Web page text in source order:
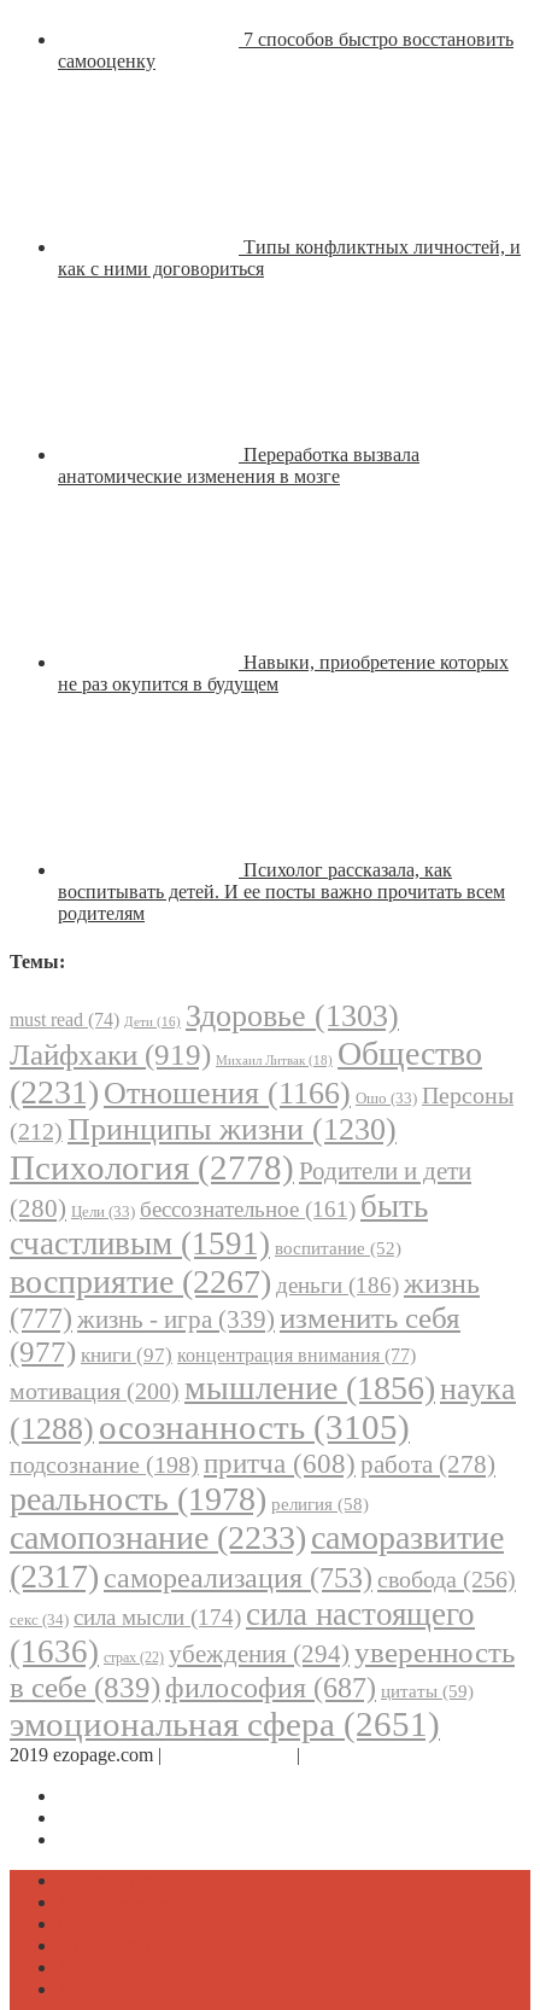
7 способов быстро восстановить
самооценку
Типы конфликтных личностей, и
как с ними договориться
Переработка вызвала
анатомические изменения в мозге
Навыки, приобретение которых
не раз окупится в будущем
Психолог рассказала, как
воспитывать детей. И ее посты важно прочитать всем
родителям
Темы:
must read (74) Дети (16) Здоровье (1303)
Лайфхаки (919) Михаил Литвак (18) Общество
(2231) Отношения (1166) Ошо (33) Персоны
(212) Принципы жизни (1230)
Психология (2778) Родители и дети
(280) Цели (33) бессознательное (161) быть
счастливым (1591) воспитание (52)
восприятие (2267) деньги (186)жизнь
(777) жизнь - игра (339) изменить себя
(977) книги (97) концентрация внимания (77)
мотивация (200) мышление (1856)наука
(1288) осознанность (3105)
подсознание (198) притча (608) работа (278)
реальность (1978) религия (58)
самопознание (2233)саморазвитие
(2317) самореализация (753) свобода (256)
секс (34) сила мысли (174) сила настоящего
(1636) страх (22) убеждения (294) уверенность
в себе (839) философия (687) цитаты (59)
эмоциональная сфера (2651)
2019 ezopage.com | |